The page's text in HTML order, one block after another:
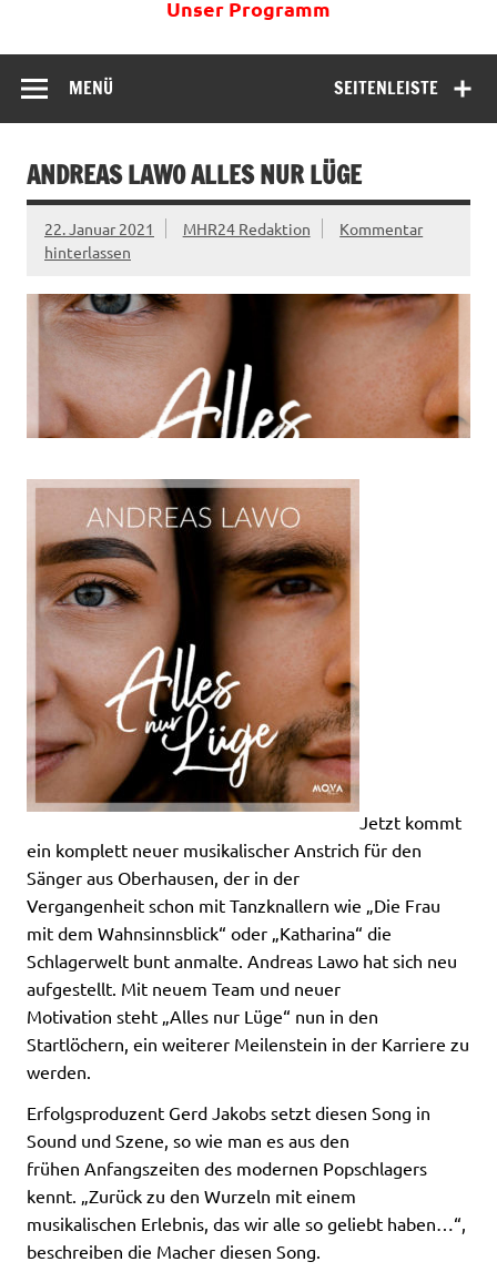
Unser Programm
SEITENLEISTE
MENÜ
ANDREAS LAWO ALLES NUR LÜGE
22. Januar 2021 MHR24 Redaktion
Kommentar
hinterlassen
Jetzt kommt
ein komplett neuer musikalischer Anstrich für den
Sänger aus Oberhausen, der in der
Vergangenheit schon mit Tanzknallern wie „Die Frau
mit dem Wahnsinnsblick“ oder „Katharina“ die
Schlagerwelt bunt anmalte. Andreas Lawo hat sich neu
aufgestellt. Mit neuem Team und neuer
Motivation steht „Alles nur Lüge“ nun in den
Startlöchern, ein weiterer Meilenstein in der Karriere zu
werden.
Erfolgsproduzent Gerd Jakobs setzt diesen Song in
Sound und Szene, so wie man es aus den
frühen Anfangszeiten des modernen Popschlagers
kennt. „Zurück zu den Wurzeln mit einem
musikalischen Erlebnis, das wir alle so geliebt haben…“,
beschreiben die Macher diesen Song.